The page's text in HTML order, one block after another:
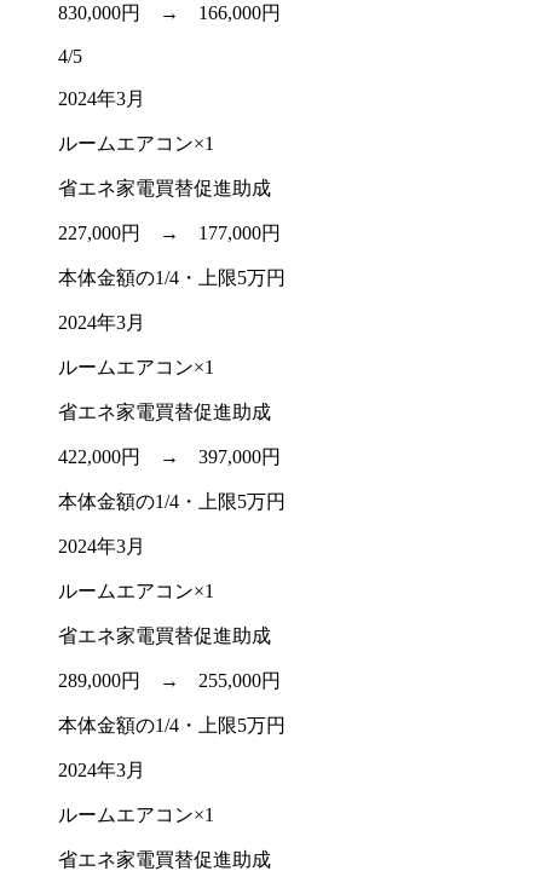
830,000円 → 166,000円
4/5
2024年3月
ルームエアコン×1
省エネ家電買替促進助成
227,000円 → 177,000円
本体金額の1/4・上限5万円
2024年3月
ルームエアコン×1
省エネ家電買替促進助成
422,000円 → 397,000円
本体金額の1/4・上限5万円
2024年3月
ルームエアコン×1
省エネ家電買替促進助成
289,000円 → 255,000円
本体金額の1/4・上限5万円
2024年3月
ルームエアコン×1
省エネ家電買替促進助成